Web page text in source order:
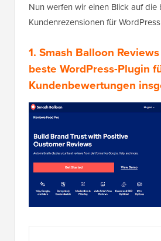
Nun werfen wir einen Blick auf die
Kundenrezensionen für
1. Smash Balloon
beste WordPress-Plugin
Kundenbewertungen